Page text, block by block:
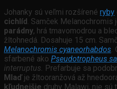
Johanky sú veľmi rozšírené ryby
cichlíd. Samček Melanochromis
parádny, hrá tmavomodrou a
žltohnedá. Dosahuje 15 cm.
Melanochromis cyaneorhabdos.
sfarbené ako Pseudotropheus
interruptus. Prefarbuje sa
Mlaďje žltooranžová až
kľudnejšie druhy Malawi, nie sú